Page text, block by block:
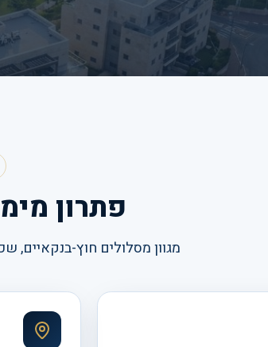
פתרון
מגוון מסלולים חוץ-בנקאיים,